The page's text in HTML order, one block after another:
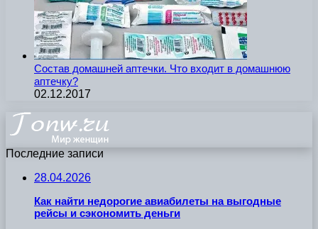
Состав домашней аптечки. Что входит в домашнюю
аптечку?
02.12.2017
Последние записи
28.04.2026
Как найти недорогие авиабилеты на выгодные
рейсы и сэкономить деньги